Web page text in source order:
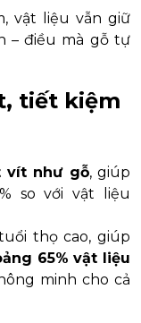
vật liệu vẫn giữ
– điều mà gỗ tự
tiết kiệm
vít như gỗ, giúp
so với vật liệu
thọ cao, giúp
65% vật liệu
minh cho cả